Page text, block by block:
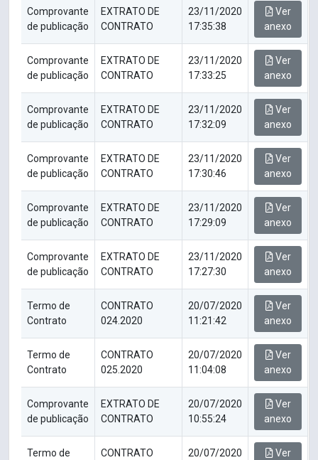
Comprovante
de publicação
EXTRATO DE
CONTRATO
23/11/2020
17:35:38
Ver
anexo
Comprovante
de publicação
EXTRATO DE
CONTRATO
23/11/2020
17:33:25
Ver
anexo
Comprovante
de publicação
EXTRATO DE
CONTRATO
23/11/2020
17:32:09
Ver
anexo
Comprovante
de publicação
EXTRATO DE
CONTRATO
23/11/2020
17:30:46
Ver
anexo
Comprovante
de publicação
EXTRATO DE
CONTRATO
23/11/2020
17:29:09
Ver
anexo
Comprovante
de publicação
EXTRATO DE
CONTRATO
23/11/2020
17:27:30
Ver
anexo
Termo de
Contrato
CONTRATO
024.2020
20/07/2020
11:21:42
Ver
anexo
Termo de
Contrato
CONTRATO
025.2020
20/07/2020
11:04:08
Ver
anexo
Comprovante
de publicação
EXTRATO DE
CONTRATO
20/07/2020
10:55:24
Ver
anexo
Termo de
CONTRATO
20/07/2020
Ver